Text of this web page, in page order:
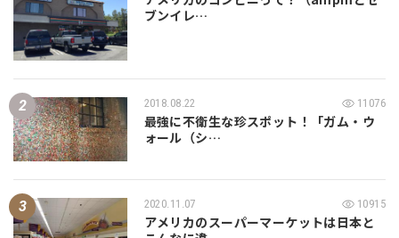
ブンイレ…
2018.08.22 11076
最強に不衛生な珍スポット！「ガム・ウ
ォール（シ…
2020.11.07 10915
アメリカのスーパーマーケットは日本と